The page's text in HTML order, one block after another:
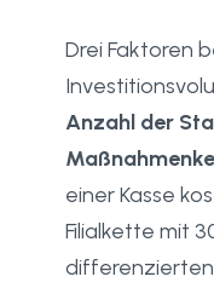
Drei Faktoren
Anzahl der
einer Kasse
Filialkette mit